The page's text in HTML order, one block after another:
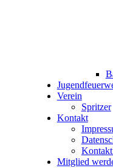
Verein
Spritzer
Kontakt
Mitglied